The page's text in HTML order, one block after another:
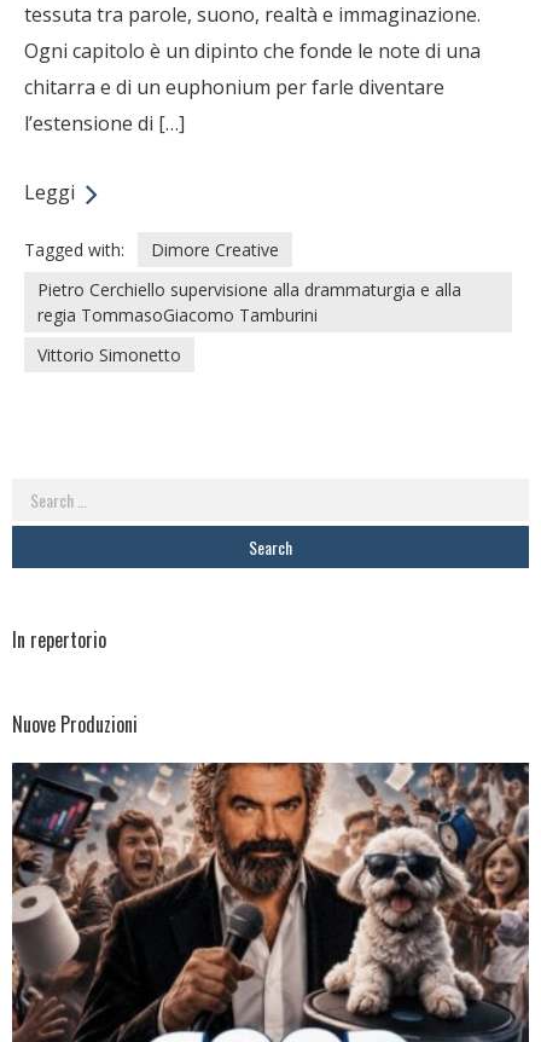
tessuta tra parole, suono, realtà e immaginazione.
Ogni capitolo è un dipinto che fonde le note di una
chitarra e di un euphonium per farle diventare
l’estensione di […]
Leggi
Tagged with:
Dimore Creative
Pietro Cerchiello supervisione alla drammaturgia e alla
regia TommasoGiacomo Tamburini
Vittorio Simonetto
Search
In repertorio
Nuove Produzioni